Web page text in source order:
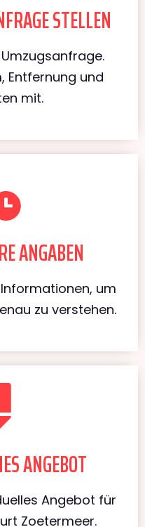
STELLEN
Entfernung und
mit.
ANGABEN
um
zu verstehen.
ANGEBOT
Angebot für
Zoetermeer.